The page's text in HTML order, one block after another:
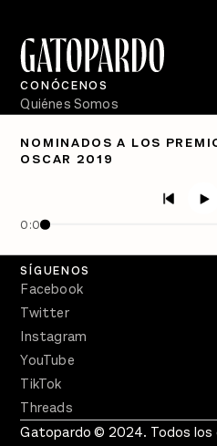
NOMINADOS A LOS
OSCAR 2019
0:00
CONÓCENOS
Quiénes Somos
PÓDCASTS
Crecer en Distopía
SÍGUENOS
Facebook
Twitter
Instagram
YouTube
TikTok
Threads
Gatopardo © 2024. Todos los